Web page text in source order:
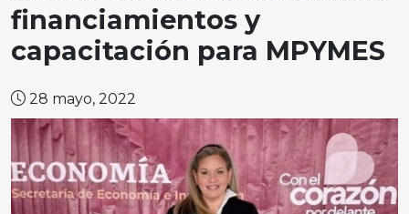
financiamientos y
capacitación para MPYMES
28 mayo, 2022